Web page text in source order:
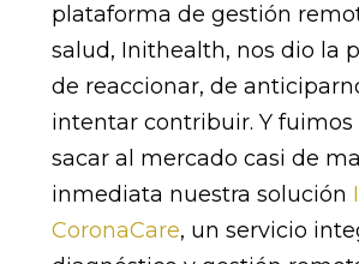
plataforma de gestión
salud, Inithealth, nos dio la
de reaccionar, de
intentar contribuir. Y fuimos
sacar al mercado casi de
inmediata nuestra solución
CoronaCare, un servicio